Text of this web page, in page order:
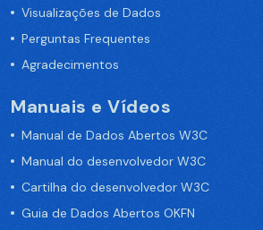
Visualizações de Dados
Perguntas Frequentes
Agradecimentos
Manuais e Vídeos
Manual de Dados Abertos W3C
Manual do desenvolvedor W3C
Cartilha do desenvolvedor W3C
Guia de Dados Abertos OKFN